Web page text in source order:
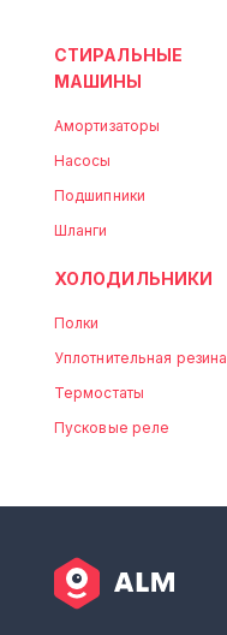
СТИРАЛЬНЫЕ
МАШИНЫ
Амортизаторы
Насосы
Подшипники
Шланги
ХОЛОДИЛЬНИКИ
Полки
Уплотнительная резина
Термостаты
Пусковые реле